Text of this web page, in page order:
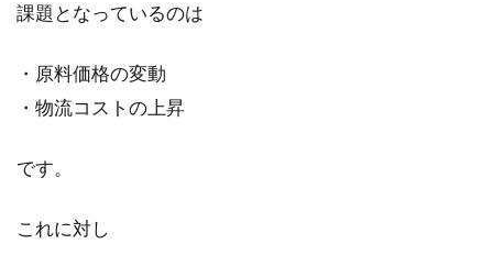
課題となっているのは
・原料価格の変動
・物流コストの上昇
です。
これに対し